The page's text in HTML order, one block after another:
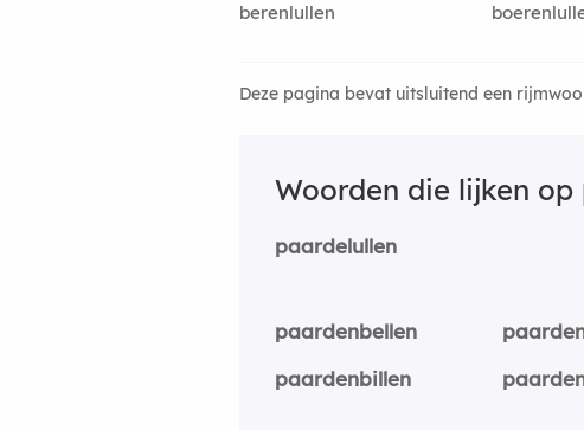
berenlullen
Deze pagina bevat uitsluitend een
Woorden die lijken op
paardelullen
paardenbellen
paardenbillen